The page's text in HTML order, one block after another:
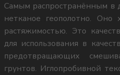
Самым распространённым в
нетканое геополотно. Оно
растяжимостью. Это
для использования в
предотвращающих
грунтов. Иглопробивной